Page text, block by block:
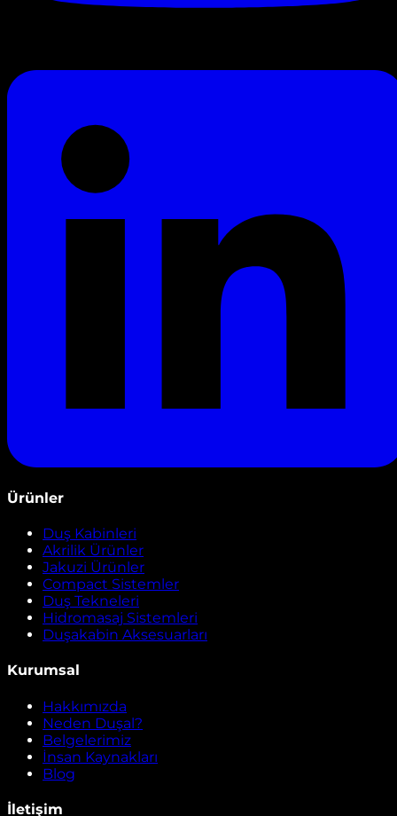
Ürünler
Duş Kabinleri
Akrilik Ürünler
Jakuzi Ürünler
Compact Sistemler
Duş Tekneleri
Hidromasaj Sistemleri
Duşakabin Aksesuarları
Kurumsal
Hakkımızda
Neden Duşal?
Belgelerimiz
İnsan Kaynakları
Blog
İletişim